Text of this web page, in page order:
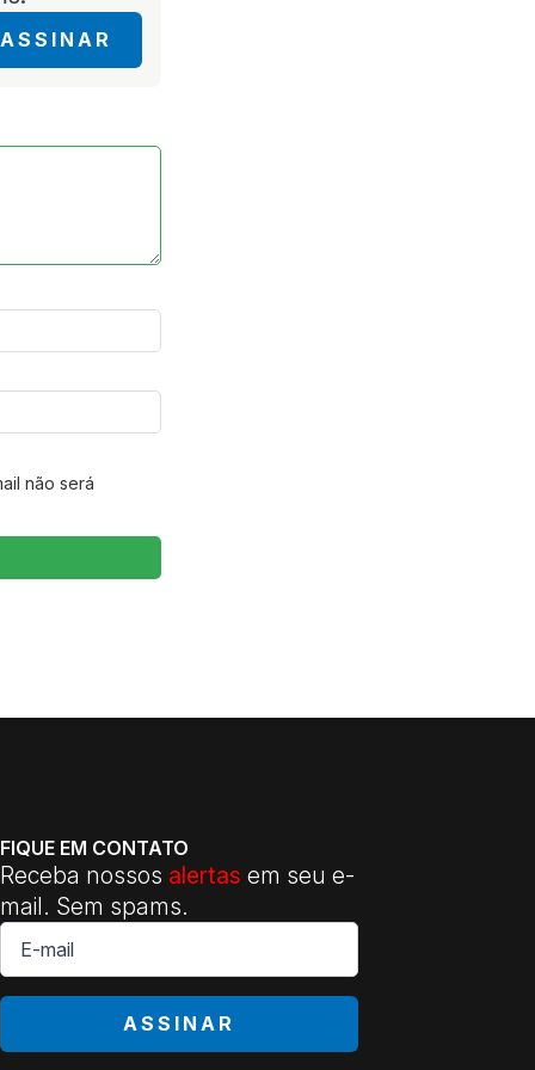
ASSINAR
não será
FIQUE EM CONTATO
Receba nossos alertas em seu e-
mail. Sem spams.
E-
mail
ASSINAR